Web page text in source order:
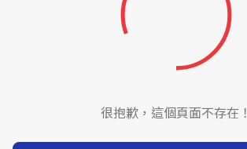
很抱歉，這個頁面不存在！